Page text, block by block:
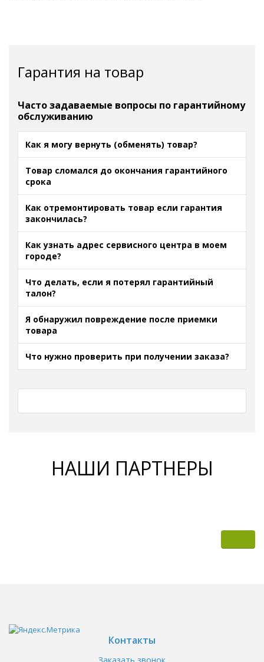
Гарантия на товар
Часто задаваемые вопросы по гарантийному
обслуживанию
Как я могу вернуть (обменять) товар?
Товар сломался до окончания гарантийного
срока
Как отремонтировать товар если гарантия
закончилась?
Как узнать адрес сервисного центра в моем
городе?
Что делать, если я потерял гарантийный
талон?
Я обнаружил повреждение после приемки
товара
Что нужно проверить при получении заказа?
НАШИ ПАРТНЕРЫ
Контакты
Заказать звонок